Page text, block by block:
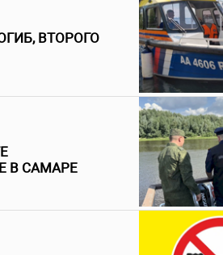
ВТОРОГО
В САМАРЕ